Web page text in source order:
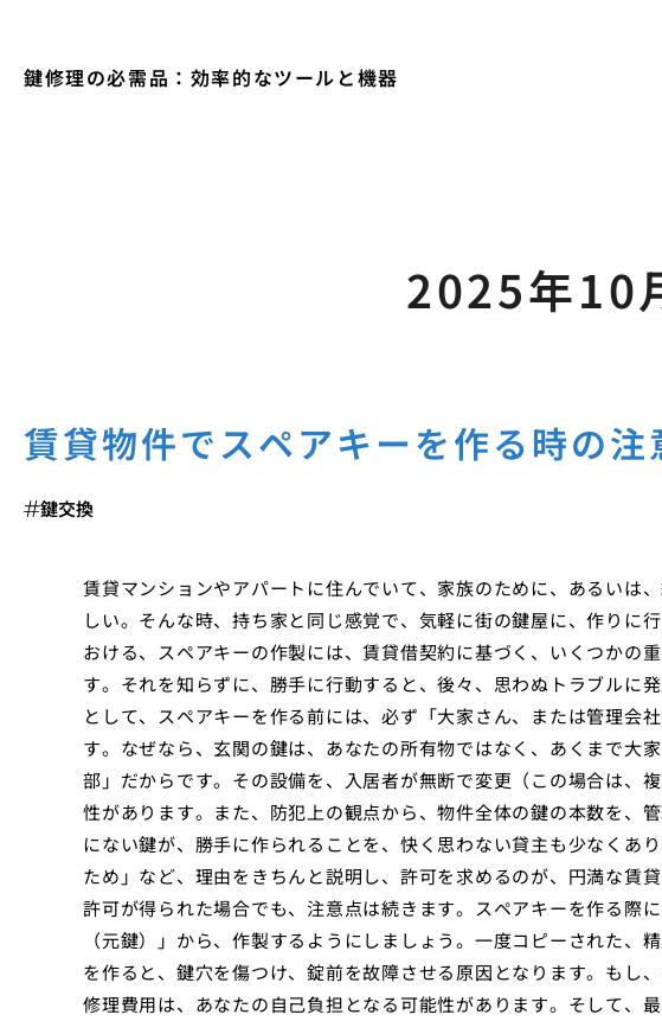
鍵修理の必需品：効率的なツールと機器
2025年10
賃貸物件でスペアキーを作る時の注
鍵交換
賃貸マンションやアパートに住んでいて、家族のために、あるいは
しい。そんな時、持ち家と同じ感覚で、気軽に街の鍵屋に、作りに
おける、スペアキーの作製には、賃貸借契約に基づく、いくつかの
す。それを知らずに、勝手に行動すると、後々、思わぬトラブルに
として、スペアキーを作る前には、必ず「大家さん、または管理会
す。なぜなら、玄関の鍵は、あなたの所有物ではなく、あくまで大
部」だからです。その設備を、入居者が無断で変更（この場合は、
性があります。また、防犯上の観点から、物件全体の鍵の本数を、
にない鍵が、勝手に作られることを、快く思わない貸主も少なくあ
ため」など、理由をきちんと説明し、許可を求めるのが、円満な賃
許可が得られた場合でも、注意点は続きます。スペアキーを作る際
（元鍵）」から、作製するようにしましょう。一度コピーされた、
を作ると、鍵穴を傷つけ、錠前を故障させる原因となります。もし
修理費用は、あなたの自己負担となる可能性があります。そして、